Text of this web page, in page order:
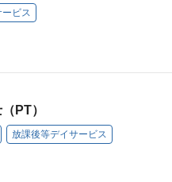
ビス
PT）
放課後等デイサービス